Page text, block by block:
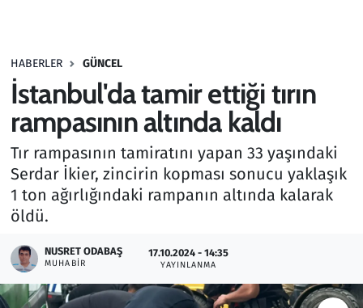
HABERLER GÜNCEL
İstanbul'da tamir ettiği tırın
rampasının altında kaldı
Tır rampasının tamiratını yapan 33 yaşındaki
Serdar İkier, zincirin kopması sonucu yaklaşık
1 ton ağırlığındaki rampanın altında kalarak
öldü.
NUSRET ODABAŞ
MUHABIR
17.10.2024 - 14:35
YAYINLANMA
Haber
Kurumsal Haberler
Lezzet Durağı